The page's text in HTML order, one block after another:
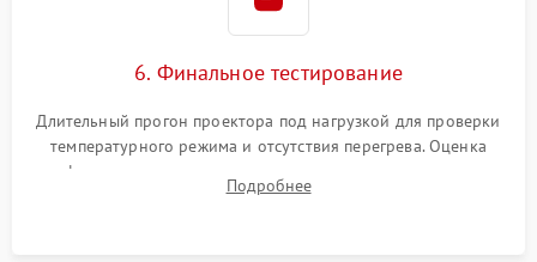
6. Финальное тестирование
Длительный прогон проектора под нагрузкой для проверки
температурного режима и отсутствия перегрева. Оценка
фокуса, контрастности и цветопередачи на тестовых
таблицах. Проверка работы всех видеовходов и кнопок
Подробнее